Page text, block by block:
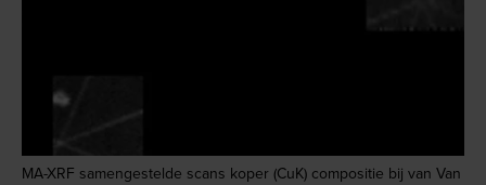
MA-XRF samengestelde scans koper (CuK) compositie bij van Van